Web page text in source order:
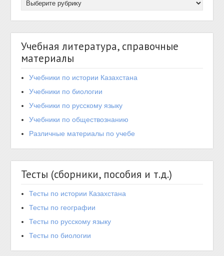
Учебная литература, справочные
материалы
Учебники по истории Казахстана
Учебники по биологии
Учебники по русскому языку
Учебники по обществознанию
Различные материалы по учебе
Тесты (сборники, пособия и т.д.)
Тесты по истории Казахстана
Тесты по географии
Тесты по русскому языку
Тесты по биологии